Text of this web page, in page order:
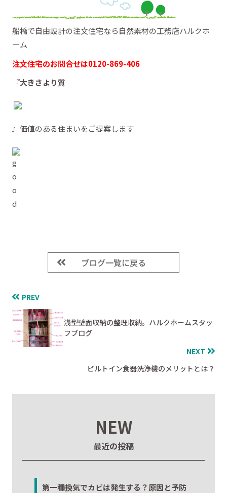
船橋で自由設計の注文住宅なら自然素材の工務店ハルクホ
ーム
注文住宅のお問合せは0120-869-406
『大きさより質
』 価値のある住まいをご提案します
ブログ一覧に戻る
PREV
浅型壁面収納の整理収納。ハルクホームスタッ
フブログ
NEXT
ビルトイン食器洗浄機のメリットとは？
NEW
最近の投稿
第一種換気でカビは発生する？原因と予防